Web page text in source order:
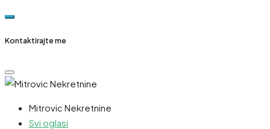
Kontaktirajte me
Mitrovic Nekretnine
Svi oglasi